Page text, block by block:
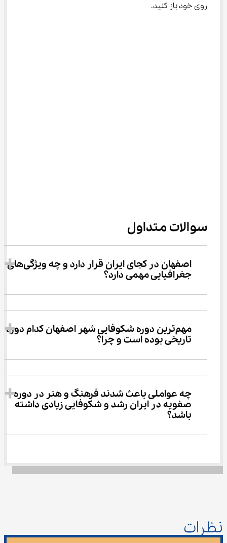
روی خود باز کنید.
سوالات متداول
اصفهان در کجای ایران قرار دارد و چه ویژگی‌های
جغرافیایی مهمی دارد؟
مهم‌ترین دوره شکوفایی شهر اصفهان کدام دوره
تاریخی بوده است و چرا؟
چه عواملی باعث شدند فرهنگ و هنر در دوره
صفویه در ایران رشد و شکوفایی زیادی داشته
باشد؟
نظرات